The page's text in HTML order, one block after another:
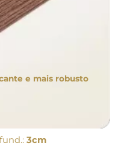
e mais robusto
3cm